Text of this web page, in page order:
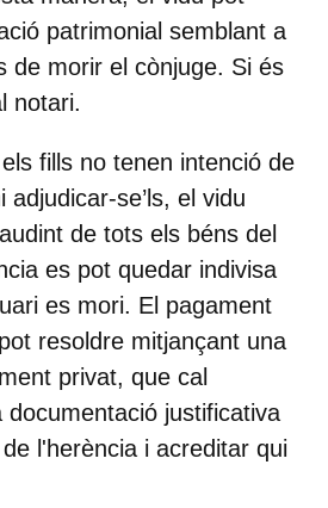
patrimonial semblant a
de morir el cònjuge. Si és
notari.
fills no tenen intenció de
se’ls, el vidu
de tots els béns del
es pot quedar indivisa
es mori. El pagament
resoldre mitjançant una
privat, que cal
justificativa
l'herència i acreditar qui